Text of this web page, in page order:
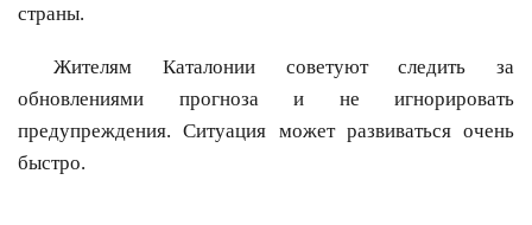
страны.
Жителям Каталонии советуют следить за
обновлениями прогноза и не игнорировать
предупреждения. Ситуация может развиваться очень
быстро.